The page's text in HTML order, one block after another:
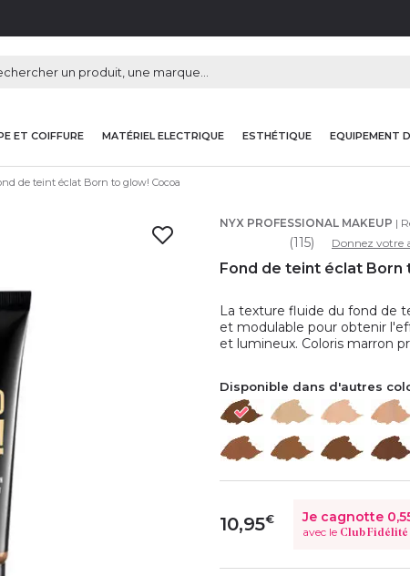
ET COIFFURE MATÉRIEL ELECTRIQUE ESTHÉTIQUE EQUIPEMENT
de teint éclat Born to glow! Cocoa
NYX PROFESSIONAL MAKEUP |
(115) Donnez votre
Fond de teint éclat Born
La texture fluide du fond de
et modulable pour obtenir
et lumineux. Coloris marron
Disponible dans d'autres
10,95€ Je cagnotte
avec le Club Fidélité